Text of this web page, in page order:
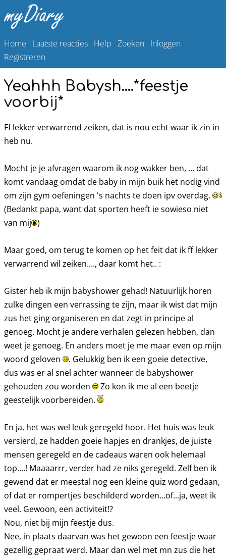
Home Laatste reacties Help Zoeken Inloggen
Registreren
Yeahhh Babysh....*feestje
voorbij*
Ff lekker verwarrend zeiken, dat is nou echt waar ik zin in
heb nu.
Mocht je je afvragen waarom ik nog wakker ben, ... dat
komt vandaag omdat de baby in mijn buik het nodig vind
om zijn gym oefeningen 's nachts te doen ipv overdag.
(Bedankt papa, want dat sporten heeft ie sowieso niet
van mij )
Maar goed, om terug te komen op het feit dat ik ff lekker
verwarrend wil zeiken...., daar komt het.. :
Gister heb ik mijn babyshower gehad! Natuurlijk horen
zulke dingen een verrassing te zijn, maar ik wist dat mijn
zus het ging organiseren en dat zegt in principe al
genoeg. Mocht je andere verhalen gelezen hebben, dan
weet je genoeg. En anders moet je me maar even op mijn
woord geloven
. Gelukkig ben ik een goeie detective,
dus was er al snel achter wanneer de babyshower
gehouden zou worden
Zo kon ik me al een beetje
geestelijk voorbereiden.
En ja, het was wel leuk geregeld hoor. Het huis was leuk
versierd, ze hadden goeie hapjes en drankjes, de juiste
mensen geregeld en de cadeaus waren ook helemaal
top....! Maaaarrr, verder had ze niks geregeld. Zelf ben ik
gewend dat er meestal nog een kleine quiz word gedaan,
of dat er rompertjes beschilderd worden...of...ja, weet ik
veel. Gewoon, een activiteit!?
Nou, niet bij mijn feestje dus.
Nee, in plaats daarvan was het gewoon een feestje waar
gezellig gepraat werd. Maar dan wel met mn zus die het